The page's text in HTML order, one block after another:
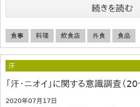
続きを読む
食事 料理 飲食店 外食 食品
汗
「汗・ニオイ」に関する意識調査（
2020年07月17日